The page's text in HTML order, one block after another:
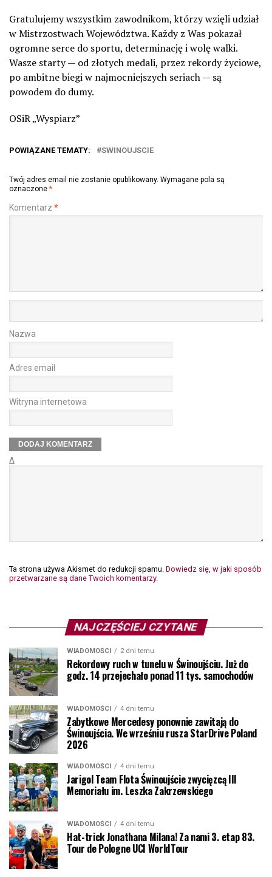
Gratulujemy wszystkim zawodnikom, którzy wzięli udział
w Mistrzostwach Województwa. Każdy z Was pokazał
ogromne serce do sportu, determinację i wolę walki.
Wasze starty — od złotych medali, przez rekordy życiowe,
po ambitne biegi w najmocniejszych seriach — są
powodem do dumy.
OSiR „Wyspiarz”
POWIĄZANE TEMATY: SWINOUJSCIE
Twój adres email nie zostanie opublikowany. Wymagane pola są
oznaczone *
Komentarz *
Nazwa
Adres email
Witryna internetowa
Δ
Ta strona używa Akismet do redukcji spamu. Dowiedz się, w jaki sposób
przetwarzane są dane Twoich komentarzy.
NAJCZĘŚCIEJ CZYTANE
WIADOMOŚCI 2 dni temu
Rekordowy ruch w tunelu w Świnoujściu. Już do
godz. 14 przejechało ponad 11 tys. samochodów
WIADOMOŚCI 4 dni temu
Zabytkowe Mercedesy ponownie zawitają do
Świnoujścia. We wrześniu rusza StarDrive Poland
2026
WIADOMOŚCI 4 dni temu
Jarigol Team Flota Świnoujście zwycięzcą III
Memoriału im. Leszka Zakrzewskiego
WIADOMOŚCI 4 dni temu
Hat-trick Jonathana Milana! Za nami 3. etap 83.
Tour de Pologne UCI WorldTour